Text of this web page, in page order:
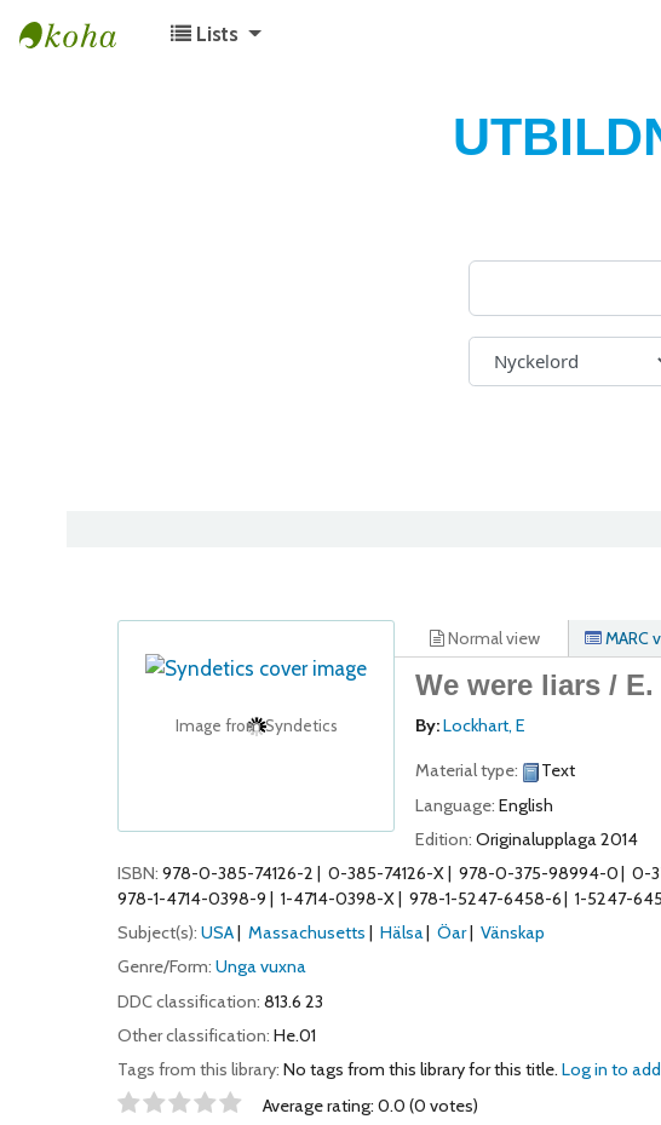
Lists
Image from Syndetics
Normal view MARC
We were liars /
By:Lockhart, E
Material type:
Text
Language: English
Edition: Originalupplaga 2014
ISBN: 978-0-385-74126-2 0-385-74126-X 978-0-375-98994-0 0-
978-1-4714-0398-9
1-4714-0398-X 978-1-5247-6458-6 1-5247-
Subject(s): USA Massachusetts Hälsa Öar
Vänskap
Genre/Form: Unga vuxna
DDC classification: 813.6 23
Other classification: He.01
Tags from this library: No tags from this library for this title. Log in to
Star ratings Average rating: 0.0 (0 votes)